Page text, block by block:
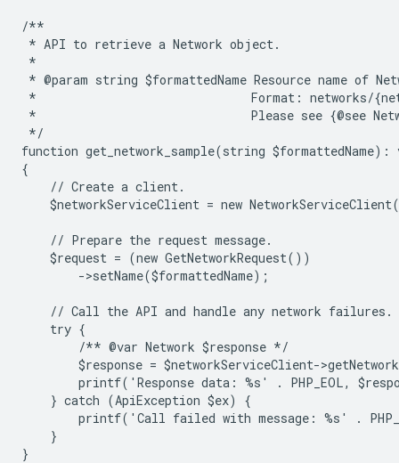
/**
* API to retrieve a Network object.
*
* @param string $formattedName Resource name of
*                              Format: networks/
*                              Please see {@see
*/
function get_network_sample(string $formattedName):
{
    // Create a client.
$networkServiceClient = new
    // Prepare the request message.
    $request = (new GetNetworkRequest())
        ->setName($formattedName);
    // Call the API and handle any network failures.
    try {
        /** @var Network $response */
$response = $networkServiceClient-
printf('Response data: %s' . PHP_EOL,
    } catch (ApiException $ex) {
printf('Call failed with message: %s' .
    }
}